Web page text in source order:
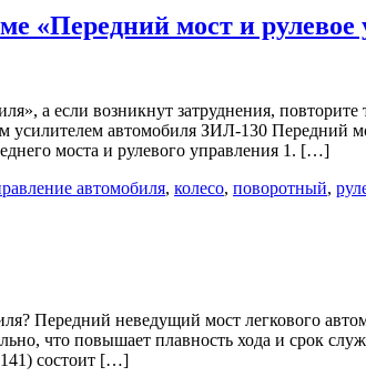
«Передний мост и рулевое
а если возникнут затруднения,
автомобиля ЗИЛ-130 Передний
моста и рулевого управления 1. […]
автомобиля, колесо, поворотный,
Передний неведущий мост легкового
что повышает плавность хода и срок
состоит […]